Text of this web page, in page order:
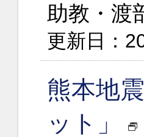
助教・
更新日：
熊本地
ット」